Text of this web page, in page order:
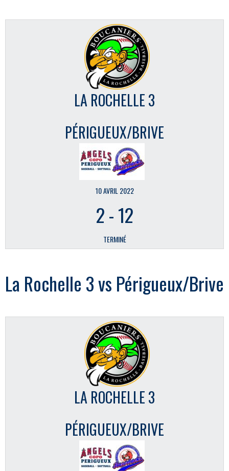
LA ROCHELLE 3
PÉRIGUEUX/BRIVE
10 AVRIL 2022
2-12
TERMINÉ
La Rochelle 3 vs Périgueux/Brive
LA ROCHELLE 3
PÉRIGUEUX/BRIVE